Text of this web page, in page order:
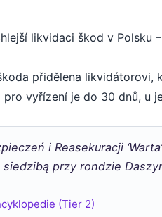
likvidaci škod v Polsku
přidělena likvidátorovi,
pro vyřízení je do 30 dnů, u
i Reasekuracji
przy rondzie
(Tier 2)